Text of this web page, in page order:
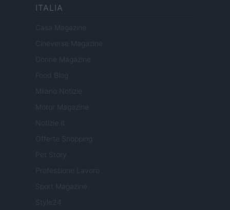
ITALIA
Casa Magazine
Cineverse Magazine
Donne Magazine
Food Blog
Milano Notizie
Motor Magazine
Notizie.it
Offerte Shopping
Professione Lavoro
Sport Magazine
Style24